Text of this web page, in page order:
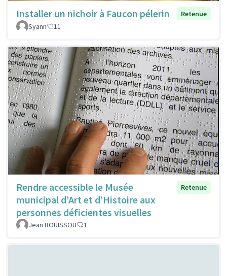
Installer un nichoir à Faucon pélerin
Retenue
Syann
11
Rendre accessible le Musée
municipal d’Art et d’Histoire aux
personnes déficientes visuelles
Retenue
Jean BOUISSOU 1